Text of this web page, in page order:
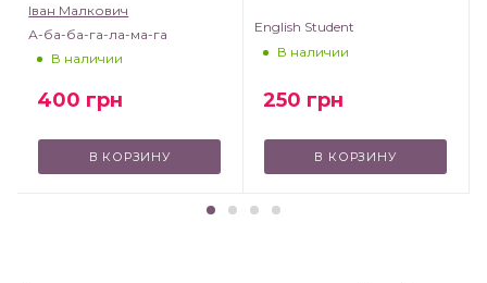
Іван Малкович
А-ба-ба-га-ла-ма-га
В наличии
400 грн
В КОРЗИНУ
English Student
В наличии
250 грн
В КОРЗИНУ